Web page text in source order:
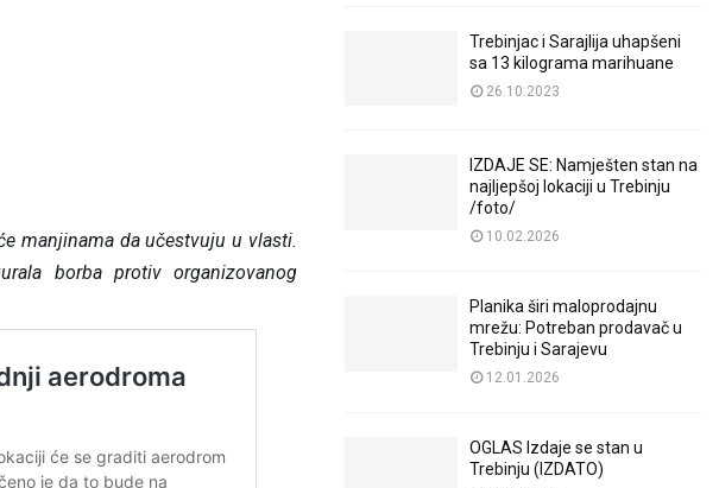
manjinama da učestvuju u vlasti.
borba protiv organizovanog
Trebinjac i Sarajlija uhapšeni
sa 13 kilograma marihuane
26.10.2023
IZDAJE SE: Namješten stan na
najljepšoj lokaciji u Trebinju
/foto/
10.02.2026
Planika širi maloprodajnu
mrežu: Potreban prodavač u
Trebinju i Sarajevu
12.01.2026
OGLAS Izdaje se stan u
Trebinju (IZDATO)